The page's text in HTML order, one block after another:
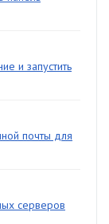
и запустить
почты для
серверов